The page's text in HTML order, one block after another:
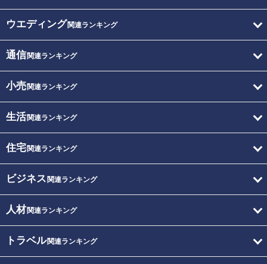
ウエディング関連ランキング
通信関連ランキング
小売関連ランキング
生活関連ランキング
住宅関連ランキング
ビジネス 関連ランキング
人材関連ランキング
トラベル関連ランキング